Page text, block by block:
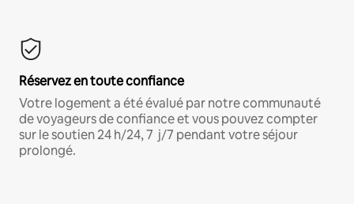
Réservez en toute confiance
Votre logement a été évalué par notre communauté
de voyageurs de confiance et vous pouvez compter
sur le soutien 24 h/24, 7 j/7 pendant votre séjour
prolongé.